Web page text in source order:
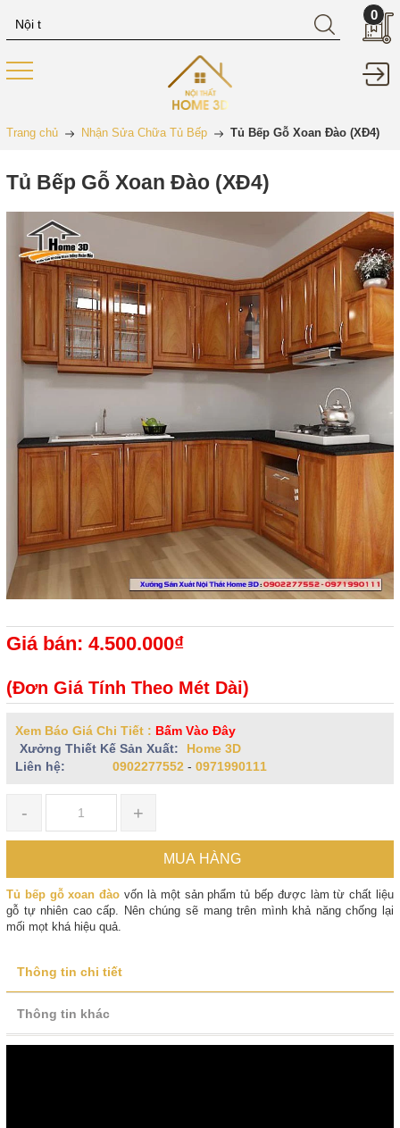
0
Trang chủ Nhận Sửa Chữa Tủ Bếp Tủ Bếp Gỗ Xoan Đào (XĐ4)
Tủ Bếp Gỗ Xoan Đào (XĐ4)
Giá bán: 4.500.000₫
(Đơn Giá Tính Theo Mét Dài)
Xem Báo Giá Chi Tiết : Bấm Vào Đây
Xưởng Thiết Kế Sản Xuất:
Home 3D
Liên hệ:
0902277552 - 0971990111
- +
MUA HÀNG
Tủ bếp gỗ xoan đào vốn là một sản phẩm tủ bếp được làm từ chất liệu
gỗ tự nhiên cao cấp. Nên chúng sẽ mang trên mình khả năng chống lại
mối mọt khá hiệu quả.
Thông tin chi tiết
Thông tin khác